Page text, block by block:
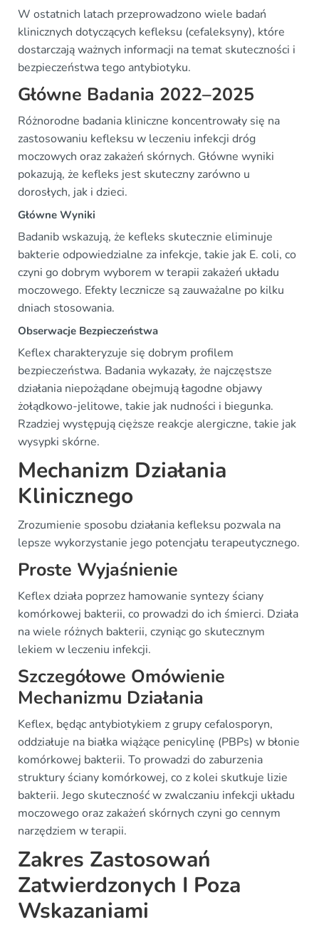
W ostatnich latach przeprowadzono wiele badań
klinicznych dotyczących kefleksu (cefaleksyny), które
dostarczają ważnych informacji na temat skuteczności i
bezpieczeństwa tego antybiotyku.
Główne Badania 2022–2025
Różnorodne badania kliniczne koncentrowały się na
zastosowaniu kefleksu w leczeniu infekcji dróg
moczowych oraz zakażeń skórnych. Główne wyniki
pokazują, że kefleks jest skuteczny zarówno u
dorosłych, jak i dzieci.
Główne Wyniki
Badanib wskazują, że kefleks skutecznie eliminuje
bakterie odpowiedzialne za infekcje, takie jak E. coli, co
czyni go dobrym wyborem w terapii zakażeń układu
moczowego. Efekty lecznicze są zauważalne po kilku
dniach stosowania.
Obserwacje Bezpieczeństwa
Keflex charakteryzuje się dobrym profilem
bezpieczeństwa. Badania wykazały, że najczęstsze
działania niepożądane obejmują łagodne objawy
żołądkowo-jelitowe, takie jak nudności i biegunka.
Rzadziej występują cięższe reakcje alergiczne, takie jak
wysypki skórne.
Mechanizm Działania
Klinicznego
Zrozumienie sposobu działania kefleksu pozwala na
lepsze wykorzystanie jego potencjału terapeutycznego.
Proste Wyjaśnienie
Keflex działa poprzez hamowanie syntezy ściany
komórkowej bakterii, co prowadzi do ich śmierci. Działa
na wiele różnych bakterii, czyniąc go skutecznym
lekiem w leczeniu infekcji.
Szczegółowe Omówienie
Mechanizmu Działania
Keflex, będąc antybiotykiem z grupy cefalosporyn,
oddziałuje na białka wiążące penicylinę (PBPs) w błonie
komórkowej bakterii. To prowadzi do zaburzenia
struktury ściany komórkowej, co z kolei skutkuje lizie
bakterii. Jego skuteczność w zwalczaniu infekcji układu
moczowego oraz zakażeń skórnych czyni go cennym
narzędziem w terapii.
Zakres Zastosowań
Zatwierdzonych I Poza
Wskazaniami